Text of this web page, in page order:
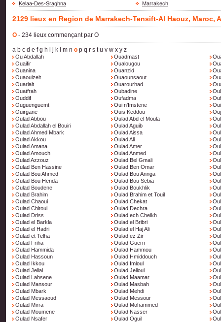
Kelaa-Des-Sraghna
Marrakech
2129 lieux en Region de Marrakech-Tensift-Al Haouz, Maroc,
O - 234 lieux commençant par O
a b c d e fg h i j k m n o p q r s tu v w x y z
Ou Abdallah Ouadmast
Ouaifir
Oualougou
Ouanina
Ouanzid
Ouaouizelt
Ouaounsaout
Ouarialt
Ouarourhad
Ouatfrah
Oubadine
Ouddif
Oufadma
Ouguenguemt
Oui n'Imstene
Ouirgane
Ouis Keddou
Oulad Abbou
Oulad Abd el Moula
Oulad Abdallah el Bouiri
Oulad Aguib
Oulad Ahmed Mbark
Oulad Aissa
Oulad Akkou
Oulad Ali
Oulad Amana
Oulad Amer
Oulad Amouch
Oulad Anmed
Oulad Azzouz
Oulad Bel Gmali
Oulad Ben Hassine
Oulad Ben Omar
Oulad Bou Ahmed
Oulad Bou Annga
Oulad Bou Henda
Oulad Bou Sebia
Oulad Boudene
Oulad Boukhlik
Oulad Brahim
Oulad Brahim et Touil
Oulad Chaoui
Oulad Chekat
Oulad Chitoui
Oulad Dechra
Oulad Driss
Oulad ech Cheikh
Oulad el Barkla
Oulad el Bribri
Oulad el Hadri
Oulad el Haj Ali
Oulad et Telha
Oulad ez Zir
Oulad Friha
Oulad Guern
Oulad Hammida
Oulad Hammou
Oulad Hassoun
Oulad Hmiddouch
Oulad Ikkou
Oulad Imloul
Oulad Jellal
Oulad Jelloul
Oulad Lahsene
Oulad Maamar
Oulad Mansour
Oulad Masbah
Oulad Mbark
Oulad Mehdi
Oulad Messaoud
Oulad Messour
Oulad Mirra
Oulad Mohammed
Oulad Moumene
Oulad Nasser
Oulad Nsafer
Oulad Oguil